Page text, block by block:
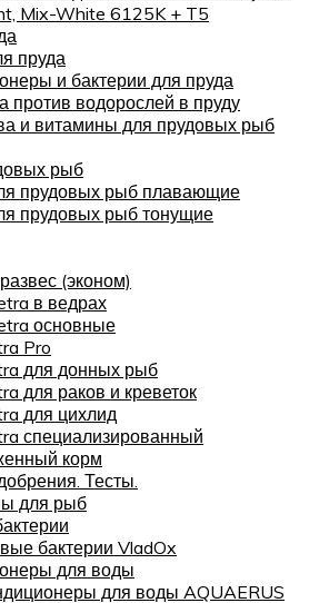
Mix-White 6125K + T5
пруда
и бактерии для пруда
против водорослей в пруду
и витамины для прудовых рыб
рыб
прудовых рыб плавающие
прудовых рыб тонущие
(эконом)
в ведрах
основные
Pro
для донных рыб
для раков и креветок
для цихлид
специализированный
корм
Тесты.
для рыб
бактерии VladOx
для воды
для воды AQUAERUS